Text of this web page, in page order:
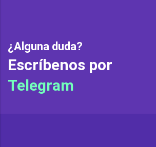
¿Alguna duda?
Escríbenos por
Telegram